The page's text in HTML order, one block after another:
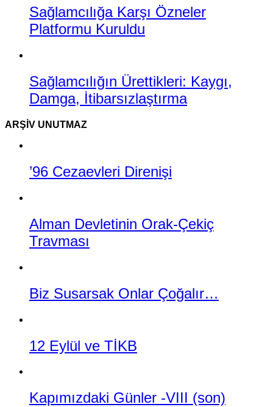
Sağlamcılığa Karşı Özneler
Platformu Kuruldu
Sağlamcılığın Ürettikleri: Kaygı,
Damga, İtibarsızlaştırma
ARŞIV UNUTMAZ
’96 Cezaevleri Direnişi
Alman Devletinin Orak-Çekiç
Travması
Biz Susarsak Onlar Çoğalır…
12 Eylül ve TİKB
Kapımızdaki Günler -VIII (son)